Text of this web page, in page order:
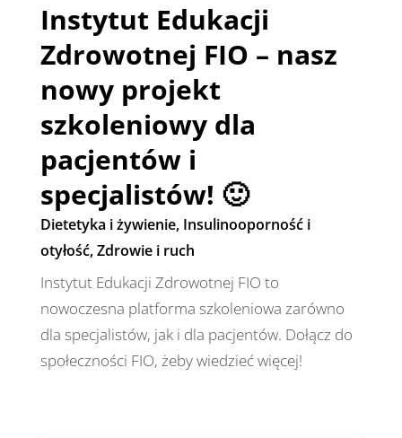
Instytut Edukacji
Zdrowotnej FIO – nasz
nowy projekt
szkoleniowy dla
pacjentów i
specjalistów! 🙂
Dietetyka i żywienie, Insulinooporność i
otyłość,Zdrowie i ruch
Instytut Edukacji Zdrowotnej FIO to
nowoczesna platforma szkoleniowa zarówno
dla specjalistów, jak i dla pacjentów. Dołącz do
społeczności FIO, żeby wiedzieć więcej!